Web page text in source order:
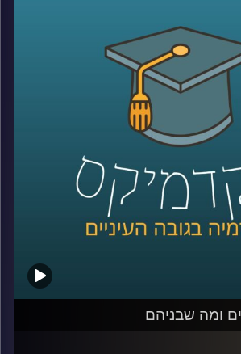
יש יכנו אותן התיאוריה
הפסימית, מגיעות לעבר הכרעה.
נכנס לקרביים של יחסי
ממשל בוש הבן עד אובמה,
בעקבות בחירת העם
טראמפ.
ומה שבניהם